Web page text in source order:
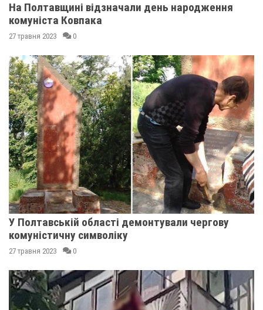
На Полтавщині відзначали день народження
комуніста Ковпака
27 травня 2023 0
У Полтавській області демонтували чергову
комуністичну символіку
27 травня 2023 0